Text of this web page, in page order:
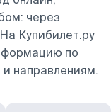
через
Купибилет.ру
по
направлениям.